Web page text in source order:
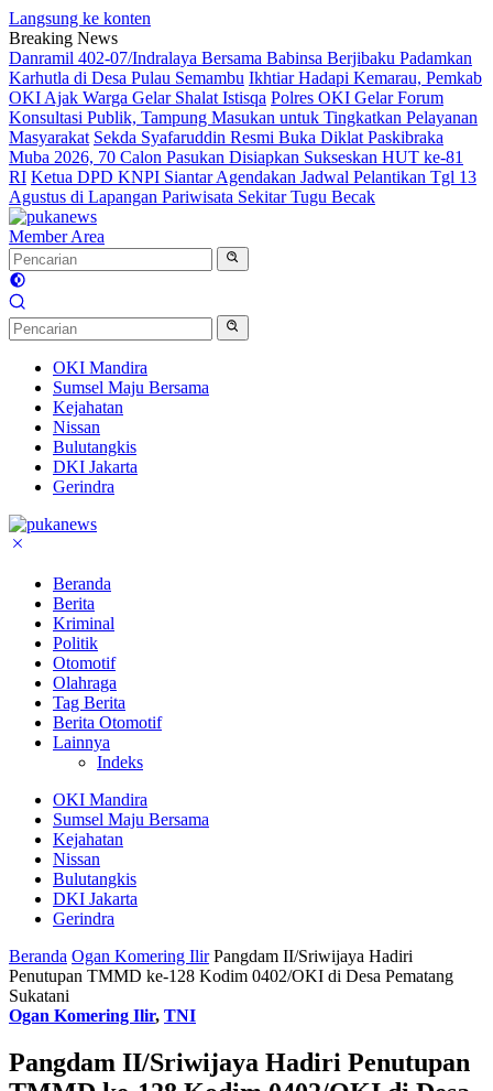
Langsung ke konten
Breaking News
Danramil 402-07/Indralaya Bersama Babinsa Berjibaku Padamkan
Karhutla di Desa Pulau Semambu Ikhtiar Hadapi Kemarau, Pemkab
OKI Ajak Warga Gelar Shalat Istisqa Polres OKI Gelar Forum
Konsultasi Publik, Tampung Masukan untuk Tingkatkan Pelayanan
Masyarakat Sekda Syafaruddin Resmi Buka Diklat Paskibraka
Muba 2026, 70 Calon Pasukan Disiapkan Sukseskan HUT ke-81
RI Ketua DPD KNPI Siantar Agendakan Jadwal Pelantikan Tgl 13
Agustus di Lapangan Pariwisata Sekitar Tugu Becak
Member Area
OKI Mandira
Sumsel Maju Bersama
Kejahatan
Nissan
Bulutangkis
DKI Jakarta
Gerindra
Beranda
Berita
Kriminal
Politik
Otomotif
Olahraga
Tag Berita
Berita Otomotif
Lainnya
Indeks
OKI Mandira
Sumsel Maju Bersama
Kejahatan
Nissan
Bulutangkis
DKI Jakarta
Gerindra
Beranda Ogan Komering Ilir Pangdam II/Sriwijaya Hadiri
Penutupan TMMD ke-128 Kodim 0402/OKI di Desa Pematang
Sukatani
Ogan Komering Ilir, TNI
Pangdam II/Sriwijaya Hadiri Penutupan